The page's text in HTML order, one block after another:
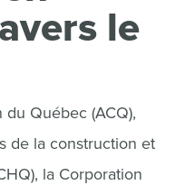
le
du Québec (ACQ),
de la construction et
la Corporation